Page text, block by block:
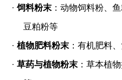
·饲料粉末：动物饲料粉、
豆粕粉等
· 植物肥料粉末：有机肥料
· 草药与植物粉末：草本植